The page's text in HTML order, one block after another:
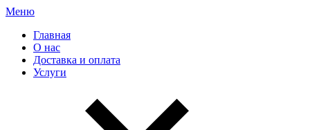
Меню
Главная
О нас
Доставка и оплата
Услуги